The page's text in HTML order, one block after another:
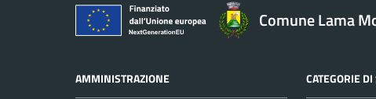
Comune Lama
AMMINISTRAZIONE CATEGORIE